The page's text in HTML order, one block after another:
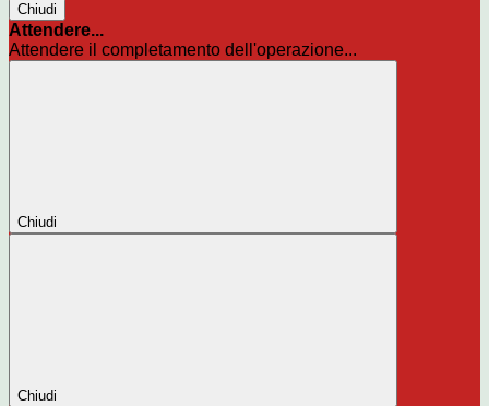
Chiudi
Attendere...
Attendere il completamento dell'operazione...
Chiudi
Chiudi